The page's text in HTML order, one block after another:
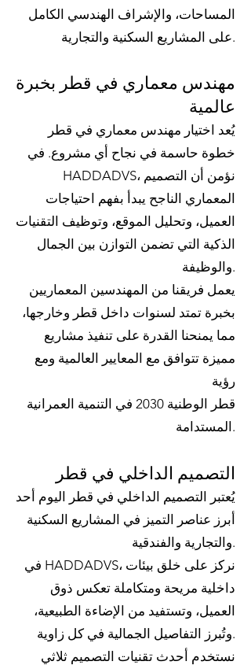
المساحات، والإشراف الهندسي الكامل
على المشاريع السكنية والتجارية.
مهندس معماري في قطر بخبرة
عالمية
يُعد اختيار مهندس معماري في قطر
خطوة حاسمة في نجاح أي مشروع. في
HADDADVS، نؤمن أن التصميم
المعماري الناجح يبدأ بفهم احتياجات
العميل، وتحليل الموقع، وتوظيف التقنيات
الذكية التي تضمن التوازن بين الجمال
والوظيفة.
يعمل فريقنا من المهندسين المعماريين
بخبرة تمتد لسنوات داخل قطر وخارجها،
مما يمنحنا القدرة على تنفيذ مشاريع
مميزة تتوافق مع المعايير العالمية ومع
رؤية
قطر الوطنية 2030 في التنمية العمرانية
المستدامة.
التصميم الداخلي في قطر
يُعتبر التصميم الداخلي في قطر اليوم أحد
أبرز عناصر التميز في المشاريع السكنية
والتجارية والفندقية.
في HADDADVS، نركز على خلق بيئات
داخلية مريحة ومتكاملة تعكس ذوق
العميل، وتستفيد من الإضاءة الطبيعية،
وتُبرز التفاصيل الجمالية في كل زاوية.
نستخدم أحدث تقنيات التصميم ثلاثي